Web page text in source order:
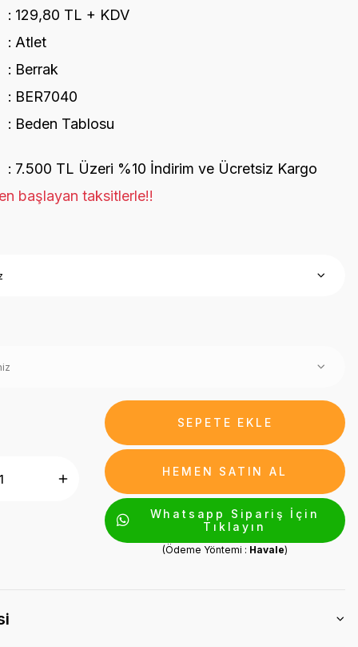
129,80 TL + KDV
Atlet
Berrak
BER7040
Beden Tablosu
7.500 TL Üzeri %10 İndirim ve Ücretsiz Kargo
başlayan taksitlerle!!
SEPETE EKLE
HEMEN SATIN AL
Whatsapp Sipariş İçin
Tıklayın
(Ödeme Yöntemi : Havale)